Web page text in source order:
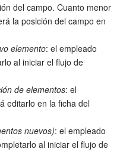
(archivo)
del campo. Cuanto menor
la posición del campo en
elemento: el empleado
al iniciar el flujo de
de elementos: el
editarlo en la ficha del
nuevos): el empleado
al iniciar el flujo de